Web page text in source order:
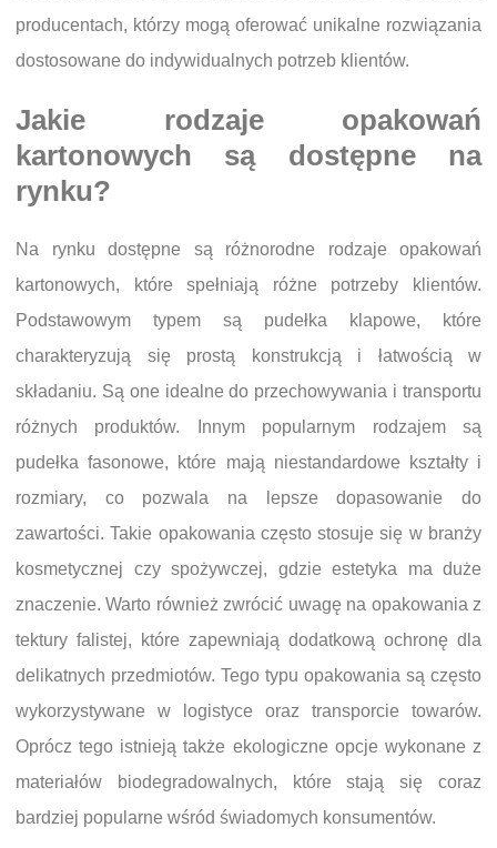
producentach, którzy mogą oferować unikalne rozwiązania
dostosowane do indywidualnych potrzeb klientów.
Jakie rodzaje opakowań
kartonowych są dostępne na
rynku?
Na rynku dostępne są różnorodne rodzaje opakowań
kartonowych, które spełniają różne potrzeby klientów.
Podstawowym typem są pudełka klapowe, które
charakteryzują się prostą konstrukcją i łatwością w
składaniu. Są one idealne do przechowywania i transportu
różnych produktów. Innym popularnym rodzajem są
pudełka fasonowe, które mają niestandardowe kształty i
rozmiary, co pozwala na lepsze dopasowanie do
zawartości. Takie opakowania często stosuje się w branży
kosmetycznej czy spożywczej, gdzie estetyka ma duże
znaczenie. Warto również zwrócić uwagę na opakowania z
tektury falistej, które zapewniają dodatkową ochronę dla
delikatnych przedmiotów. Tego typu opakowania są często
wykorzystywane w logistyce oraz transporcie towarów.
Oprócz tego istnieją także ekologiczne opcje wykonane z
materiałów biodegradowalnych, które stają się coraz
bardziej popularne wśród świadomych konsumentów.